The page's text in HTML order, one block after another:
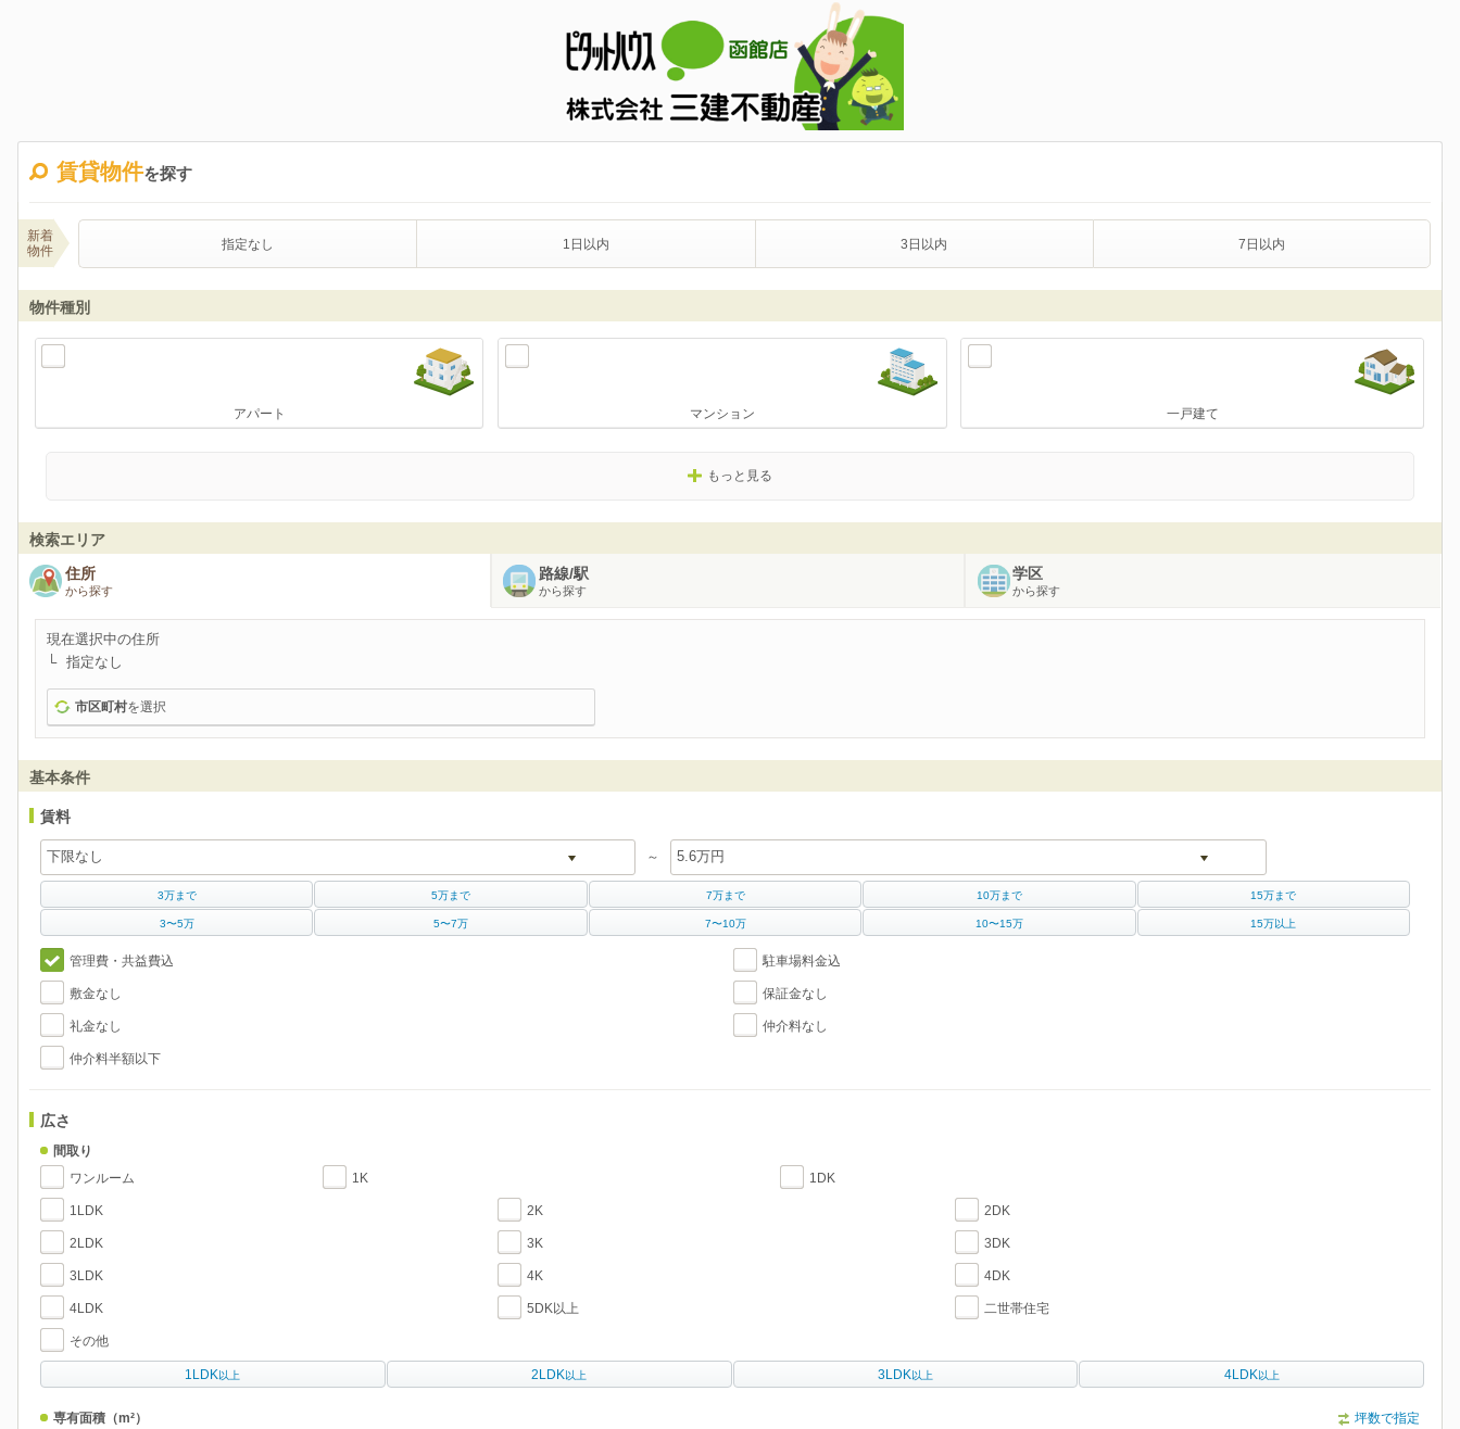
賃貸物件を探す
新着
物件
指定なし 1日以内 3日以内 7日以内
物件種別
アパート マンション 一戸建て
もっと見る
検索エリア
住所
から探す
路線/駅
から探す
学区
から探す
現在選択中の住所
指定なし
市区町村を選択
基本条件
賃料
～
3万まで 5万まで 7万まで 10万まで 15万まで
3〜5万 5〜7万 7〜10万 10〜15万 15万以上
管理費・共益費込 駐車場料金込
敷金なし 保証金なし
礼金なし 仲介料なし
仲介料半額以下
広さ
間取り
ワンルーム 1K 1DK
1LDK 2K 2DK
2LDK 3K 3DK
3LDK 4K 4DK
4LDK 5DK以上 二世帯住宅
その他
1LDK 以上 2LDK 以上 3LDK 以上 4LDK 以上
専有面積（m²） 坪数で指定